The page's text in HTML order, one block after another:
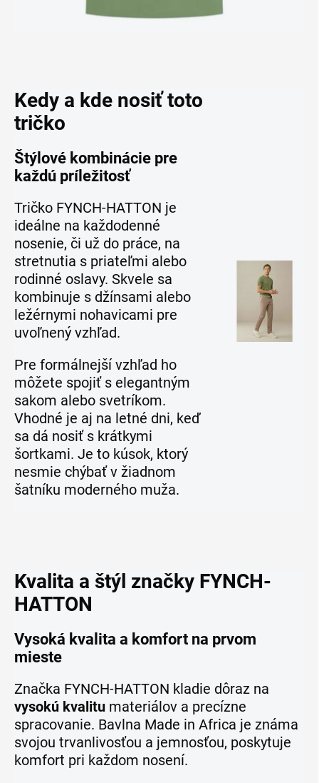
Kedy a kde nosiť toto
tričko
Štýlové kombinácie pre
každú príležitosť
Tričko FYNCH-HATTON je
ideálne na každodenné
nosenie, či už do práce, na
stretnutia s priateľmi alebo
rodinné oslavy. Skvele sa
kombinuje s džínsami alebo
ležérnymi nohavicami pre
uvoľnený vzhľad.
Pre formálnejší vzhľad ho
môžete spojiť s elegantným
sakom alebo svetríkom.
Vhodné je aj na letné dni, keď
sa dá nosiť s krátkymi
šortkami. Je to kúsok, ktorý
nesmie chýbať v žiadnom
šatníku moderného muža.
Kvalita a štýl značky FYNCH-
HATTON
Vysoká kvalita a komfort na prvom
mieste
Značka FYNCH-HATTON kladie dôraz na
vysokú kvalitu materiálov a precízne
spracovanie. Bavlna Made in Africa je známa
svojou trvanlivosťou a jemnosťou, poskytuje
komfort pri každom nosení.